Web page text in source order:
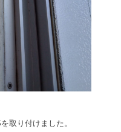
取り付けました。